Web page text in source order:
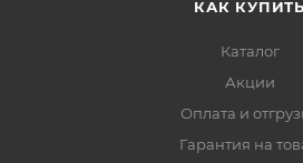
КАК КУПИТЬ
Каталог
Акции
Оплата и
Гарантия на